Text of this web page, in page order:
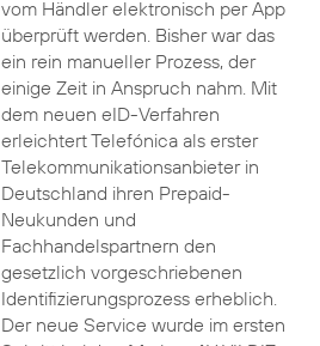
vom Händler elektronisch per App
überprüft werden. Bisher war das
ein rein manueller Prozess, der
einige Zeit in Anspruch nahm. Mit
dem neuen eID-Verfahren
erleichtert Telefónica als erster
Telekommunikationsanbieter in
Deutschland ihren Prepaid-
Neukunden und
Fachhandelspartnern den
gesetzlich vorgeschriebenen
Identifizierungsprozess erheblich.
Der neue Service wurde im ersten